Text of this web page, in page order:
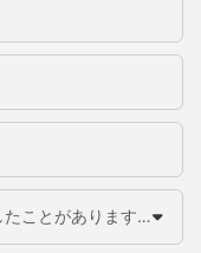
中国からステージライトを以前に購入したことがありますか？